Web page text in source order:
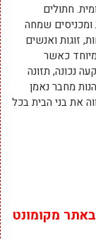
חתולים
שמחה
זוגות ואנשים
כאשר
נכונה, תזונה
מחבר נאמן
את בני הבית בכל
מקומונט